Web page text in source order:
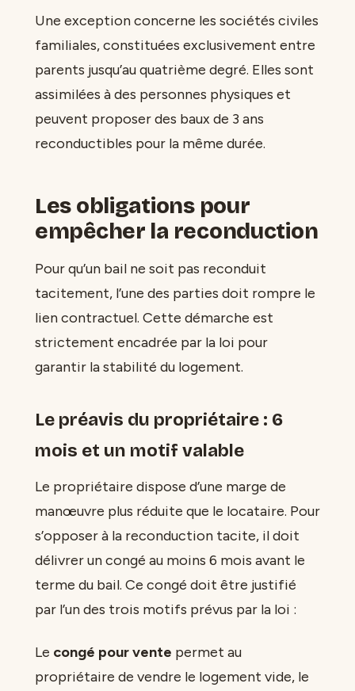
Une exception concerne les sociétés civiles
familiales, constituées exclusivement entre
parents jusqu’au quatrième degré. Elles sont
assimilées à des personnes physiques et
peuvent proposer des baux de 3 ans
reconductibles pour la même durée.
Les obligations pour
empêcher la reconduction
Pour qu’un bail ne soit pas reconduit
tacitement, l’une des parties doit rompre le
lien contractuel. Cette démarche est
strictement encadrée par la loi pour
garantir la stabilité du logement.
Le préavis du propriétaire : 6
mois et un motif valable
Le propriétaire dispose d’une marge de
manœuvre plus réduite que le locataire. Pour
s’opposer à la reconduction tacite, il doit
délivrer un congé au moins 6 mois avant le
terme du bail. Ce congé doit être justifié
par l’un des trois motifs prévus par la loi :
Le congé pour vente permet au
propriétaire de vendre le logement vide, le